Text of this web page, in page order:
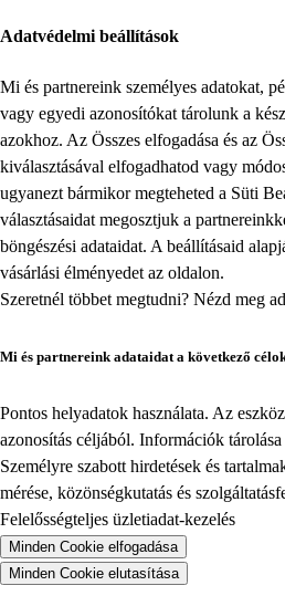
Adatvédelmi beállítások
Mi és partnereink személyes adatokat,
vagy egyedi azonosítókat tárolunk a
azokhoz. Az Összes elfogadása és az
kiválasztásával elfogadhatod vagy
ugyanezt bármikor megteheted a Süti
választásaidat megosztjuk a
böngészési adataidat. A beállításaid
vásárlási élményedet az oldalon.
Szeretnél többet megtudni? Nézd meg
Mi és partnereink adataidat a következő
Pontos helyadatok használata. Az
azonosítás céljából. Információk
Személyre szabott hirdetések és
mérése, közönségkutatás és
Felelősségteljes üzletiadat-kezelés
Minden Cookie elfogadása
Minden Cookie elutasítása